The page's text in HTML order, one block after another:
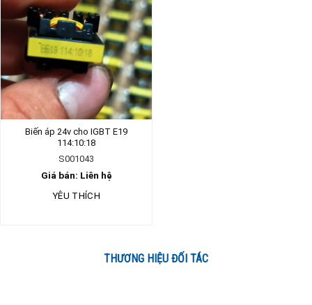
Biến áp 24v cho IGBT E19
114:10:18
S001043
Giá bán: Liên hệ
YÊU THÍCH
THƯƠNG HIỆU ĐỐI TÁC